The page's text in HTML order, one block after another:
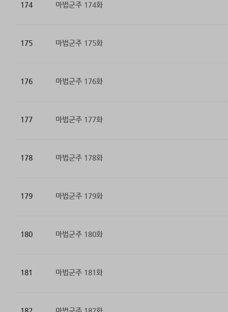
174 마법군주 174화
175 마법군주 175화
176 마법군주 176화
177 마법군주 177화
178 마법군주 178화
179 마법군주 179화
180 마법군주 180화
181 마법군주 181화